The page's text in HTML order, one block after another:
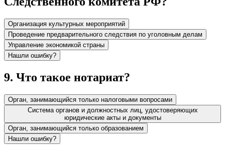
Организация культурных мероприятий
Проведение предварительного следствия по уголовным делам
Управление экономикой страны
Нашли ошибку?
9. Что такое нотариат?
Орган, занимающийся только налоговыми вопросами
Система органов и должностных лиц, удостоверяющих
юридические акты и документы
Орган, занимающийся только образованием
Нашли ошибку?